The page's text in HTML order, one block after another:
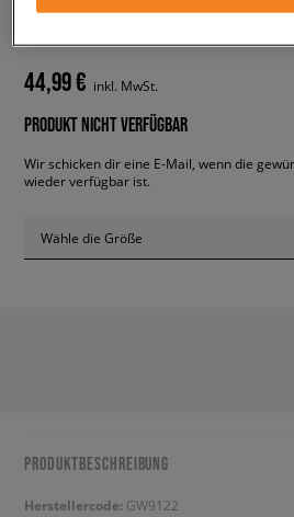
damen, sneaker
44,99 € inkl. MwSt.
PRODUKT NICHT VERFÜGBAR
Wir schicken dir eine E-Mail, wenn die
wieder verfügbar ist.
Wähle die Größe
PRODUKTBESCHREIBUNG
Herstellercode: GW9122